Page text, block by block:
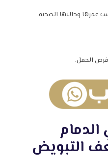
عمرها وحالتها الصحية.
فرص الحمل.
التبويض